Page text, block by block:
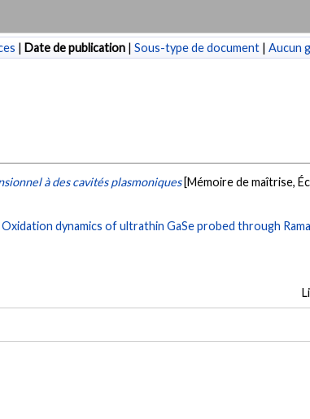
| Date de publication | Sous-type de document | Aucun
à des cavités plasmoniques [Mémoire de maîtrise,
Oxidation dynamics of ultrathin GaSe probed through